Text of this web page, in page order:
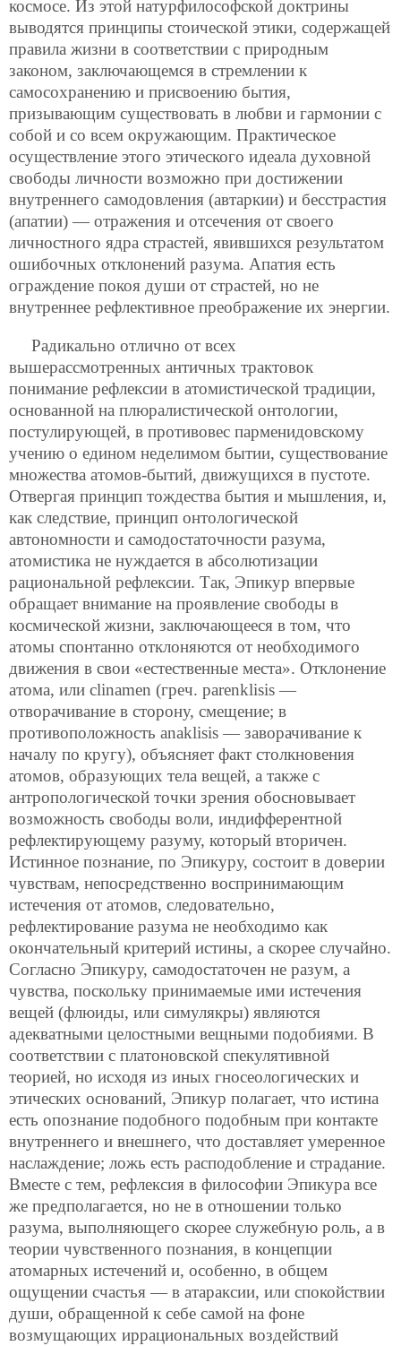
космосе. Из этой натурфилософской доктрины
выводятся принципы стоической этики, содержащей
правила жизни в соответствии с природным
законом, заключающемся в стремлении к
самосохранению и присвоению бытия,
призывающим существовать в любви и гармонии с
собой и со всем окружающим. Практическое
осуществление этого этического идеала духовной
свободы личности возможно при достижении
внутреннего самодовления (автаркии) и бесстрастия
(апатии) — отражения и отсечения от своего
личностного ядра страстей, явившихся результатом
ошибочных отклонений разума. Апатия есть
ограждение покоя души от страстей, но не
внутреннее рефлективное преображение их энергии.
Радикально отлично от всех
вышерассмотренных античных трактовок
понимание рефлексии в атомистической традиции,
основанной на плюралистической онтологии,
постулирующей, в противовес парменидовскому
учению о едином неделимом бытии, существование
множества атомов-бытий, движущихся в пустоте.
Отвергая принцип тождества бытия и мышления, и,
как следствие, принцип онтологической
автономности и самодостаточности разума,
атомистика не нуждается в абсолютизации
рациональной рефлексии. Так, Эпикур впервые
обращает внимание на проявление свободы в
космической жизни, заключающееся в том, что
атомы спонтанно отклоняются от необходимого
движения в свои «естественные места». Отклонение
атома, или clinamen (греч. parenklisis —
отворачивание в сторону, смещение; в
противоположность anaklisis — заворачивание к
началу по кругу), объясняет факт столкновения
атомов, образующих тела вещей, а также с
антропологической точки зрения обосновывает
возможность свободы воли, индифферентной
рефлектирующему разуму, который вторичен.
Истинное познание, по Эпикуру, состоит в доверии
чувствам, непосредственно воспринимающим
истечения от атомов, следовательно,
рефлектирование разума не необходимо как
окончательный критерий истины, а скорее случайно.
Согласно Эпикуру, самодостаточен не разум, а
чувства, поскольку принимаемые ими истечения
вещей (флюиды, или симулякры) являются
адекватными целостными вещными подобиями. В
соответствии с платоновской спекулятивной
теорией, но исходя из иных гносеологических и
этических оснований, Эпикур полагает, что истина
есть опознание подобного подобным при контакте
внутреннего и внешнего, что доставляет умеренное
наслаждение; ложь есть расподобление и страдание.
Вместе с тем, рефлексия в философии Эпикура все
же предполагается, но не в отношении только
разума, выполняющего скорее служебную роль, а в
теории чувственного познания, в концепции
атомарных истечений и, особенно, в общем
ощущении счастья — в атараксии, или спокойствии
души, обращенной к себе самой на фоне
возмущающих иррациональных воздействий